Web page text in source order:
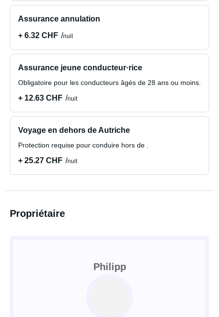
Assurance annulation
+ 6.32 CHF
nuit
Assurance jeune conducteur·rice
Obligatoire pour les conducteurs âgés de 28 ans ou moins.
+ 12.63 CHF nuit
Voyage en dehors de Autriche
Protection requise pour conduire hors de .
+ 25.27 CHF nuit
Propriétaire
Philipp